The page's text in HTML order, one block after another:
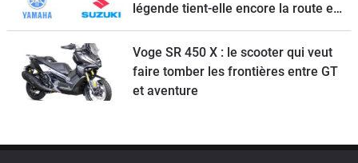
légende tient-elle encore la route en
2026 ?
Voge SR 450 X : le scooter qui veut
faire tomber les frontières entre GT
et aventure